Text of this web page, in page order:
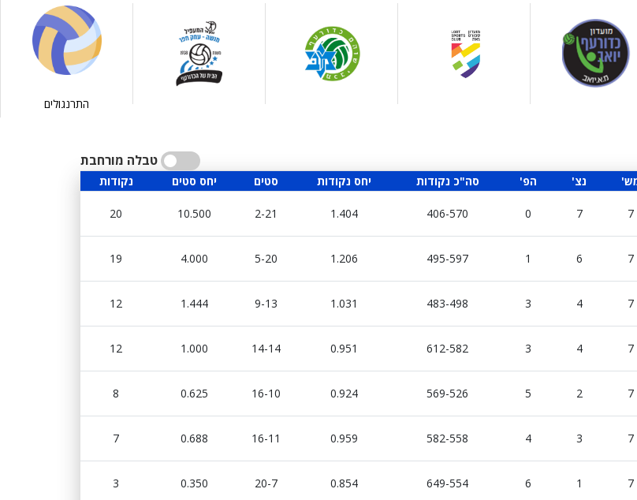
התרנגולים
טבלה מורחבת
נקודות יחס סטים סטים יחס נקודות סה"כ נקודות 'הפ 'נצ
20 10.500 2-21 1.404 406-570 0 7 7
19 4.000 5-20 1.206 495-597 1 6 7
12 1.444 9-13 1.031 483-498 3 4 7
12 1.000 14-14 0.951 612-582 3 4 7
8 0.625 16-10 0.924 569-526 5 2 7
7 0.688 16-11 0.959 582-558 4 3 7
3 0.350 20-7 0.854 649-554 6 1 7